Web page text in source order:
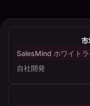
AI
市
SalesMind ホワイト
自社開発